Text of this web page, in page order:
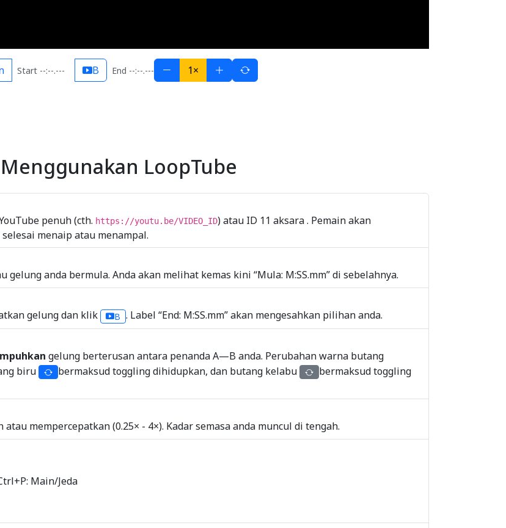
Start --:--.--- B End --:--.--- 1×
LoopTube
penuh (cth. https://youtu.be/VIDEO_ID) atau ID 11 aksara . Pemain akan
menaip atau menampal.
gelung anda bermula. Anda akan melihat kemas kini “Mula: M:SS.mm” di sebelahnya.
gelung dan klik
B . Label “End: M:SS.mm” akan mengesahkan pilihan anda.
gelung berterusan antara penanda A—B anda. Perubahan warna butang
biru
bermaksud toggling dihidupkan, dan butang kelabu
bermaksud toggling
mempercepatkan (0.25× - 4×). Kadar semasa anda muncul di tengah.
Main/Jeda